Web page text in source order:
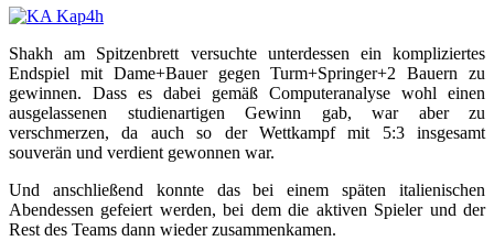
Shakh am Spitzenbrett versuchte unterdessen ein kompliziertes
Endspiel mit Dame+Bauer gegen Turm+Springer+2 Bauern zu
gewinnen. Dass es dabei gemäß Computeranalyse wohl einen
ausgelassenen studienartigen Gewinn gab, war aber zu
verschmerzen, da auch so der Wettkampf mit 5:3 insgesamt
souverän und verdient gewonnen war.
Und anschließend konnte das bei einem späten italienischen
Abendessen gefeiert werden, bei dem die aktiven Spieler und der
Rest des Teams dann wieder zusammenkamen.